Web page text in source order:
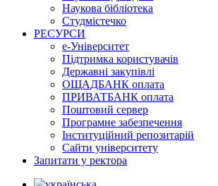
Наукова бібліотека
Студмістечко
РЕСУРСИ
е-Університет
Підтримка користувачів
Державні закупівлі
ОЩАДБАНК оплата
ПРИВАТБАНК оплата
Поштовий сервер
Програмне забезпечення
Інституційний репозитарій
Сайти університету
Запитати у ректора